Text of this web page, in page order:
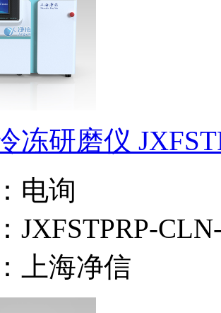
冻研磨仪
电询
JXFSTPRP-
上海净信